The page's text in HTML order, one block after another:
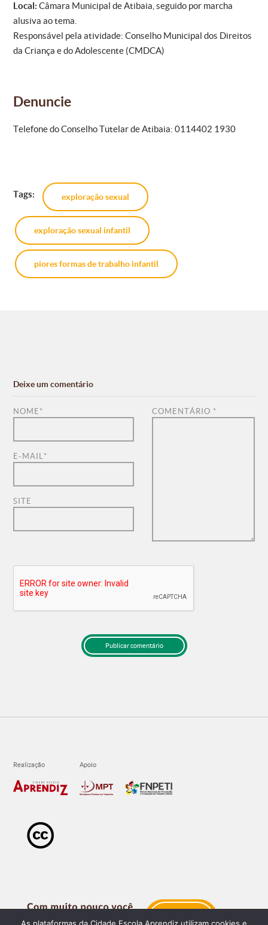
Local: Câmara Municipal de Atibaia, seguido por marcha
alusiva ao tema.
Responsável pela atividade: Conselho Municipal dos Direitos
da Criança e do Adolescente (CMDCA)
Denuncie
Telefone do Conselho Tutelar de Atibaia: 0114402 1930
Tags: exploração sexual
exploração sexual infantil
piores formas de trabalho infantil
Deixe um comentário
COMENTÁRIO *
NOME *
E-MAIL *
SITE